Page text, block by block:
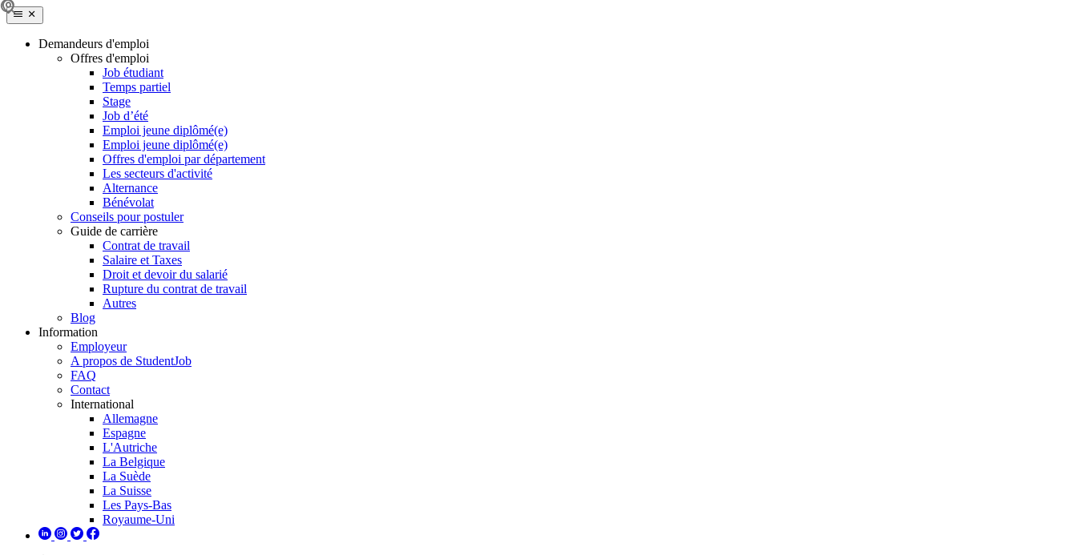
Demandeurs d'emploi
Offres d'emploi
Job étudiant
Temps partiel
Stage
Job d’été
Emploi jeune diplômé(e)
Emploi jeune diplômé(e)
Offres d'emploi par département
Les secteurs d'activité
Alternance
Bénévolat
Conseils pour postuler
Guide de carrière
Contrat de travail
Salaire et Taxes
Droit et devoir du salarié
Rupture du contrat de travail
Autres
Blog
Information
Employeur
A propos de StudentJob
FAQ
Contact
International
Allemagne
Espagne
L'Autriche
La Belgique
La Suède
La Suisse
Les Pays-Bas
Royaume-Uni